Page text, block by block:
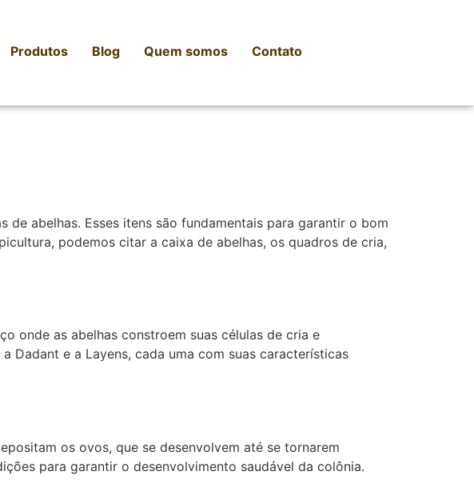
Produtos Blog Quem somos Contato
abelhas. Esses itens são fundamentais para garantir o bom
podemos citar a caixa de abelhas, os quadros de cria,
onde as abelhas constroem suas células de cria e
Dadant e a Layens, cada uma com suas características
os ovos, que se desenvolvem até se tornarem
para garantir o desenvolvimento saudável da colônia.